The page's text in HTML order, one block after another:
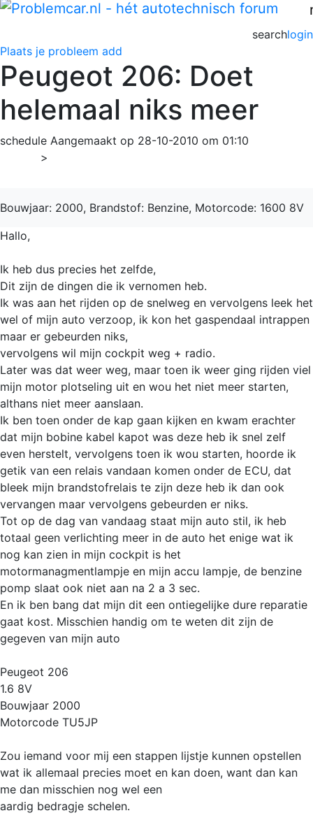
login
search
Plaats je probleem add
Peugeot 206: Doet
helemaal niks meer
schedule Aangemaakt op 28-10-2010 om 01:10
>
Bouwjaar: 2000, Brandstof: Benzine, Motorcode: 1600 8V
Hallo,
Ik heb dus precies het zelfde,
Dit zijn de dingen die ik vernomen heb.
Ik was aan het rijden op de snelweg en vervolgens leek het
wel of mijn auto verzoop, ik kon het gaspendaal intrappen
maar er gebeurden niks,
vervolgens wil mijn cockpit weg + radio.
Later was dat weer weg, maar toen ik weer ging rijden viel
mijn motor plotseling uit en wou het niet meer starten,
althans niet meer aanslaan.
Ik ben toen onder de kap gaan kijken en kwam erachter
dat mijn bobine kabel kapot was deze heb ik snel zelf
even herstelt, vervolgens toen ik wou starten, hoorde ik
getik van een relais vandaan komen onder de ECU, dat
bleek mijn brandstofrelais te zijn deze heb ik dan ook
vervangen maar vervolgens gebeurden er niks.
Tot op de dag van vandaag staat mijn auto stil, ik heb
totaal geen verlichting meer in de auto het enige wat ik
nog kan zien in mijn cockpit is het
motormanagmentlampje en mijn accu lampje, de benzine
pomp slaat ook niet aan na 2 a 3 sec.
En ik ben bang dat mijn dit een ontiegelijke dure reparatie
gaat kost. Misschien handig om te weten dit zijn de
gegeven van mijn auto
Peugeot 206
1.6 8V
Bouwjaar 2000
Motorcode TU5JP
Zou iemand voor mij een stappen lijstje kunnen opstellen
wat ik allemaal precies moet en kan doen, want dan kan
me dan misschien nog wel een
aardig bedragje schelen.